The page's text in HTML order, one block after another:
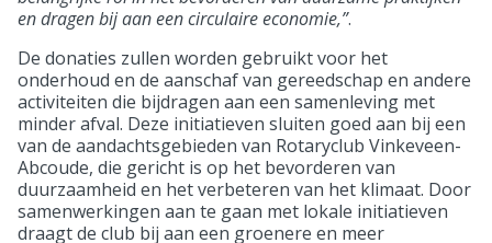
en dragen bij aan een circulaire economie,”.
De donaties zullen worden gebruikt voor het
onderhoud en de aanschaf van gereedschap en andere
activiteiten die bijdragen aan een samenleving met
minder afval. Deze initiatieven sluiten goed aan bij een
van de aandachtsgebieden van Rotaryclub Vinkeveen-
Abcoude, die gericht is op het bevorderen van
duurzaamheid en het verbeteren van het klimaat. Door
samenwerkingen aan te gaan met lokale initiatieven
draagt de club bij aan een groenere en meer